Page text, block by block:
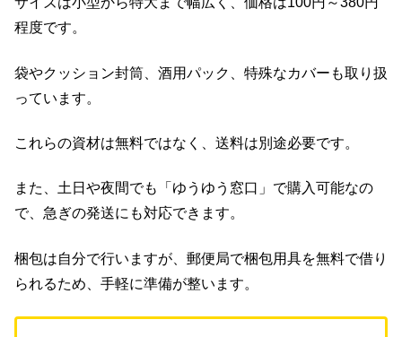
程度です。
袋やクッション封筒、酒用パック、特殊なカバーも取り扱
っています。
これらの資材は無料ではなく、送料は別途必要です。
また、土日や夜間でも「ゆうゆう窓口」で購入可能なの
で、急ぎの発送にも対応できます。
梱包は自分で行いますが、郵便局で梱包用具を無料で借り
られるため、手軽に準備が整います。